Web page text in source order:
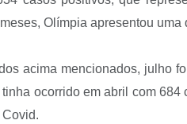
Olímpia apresentou
acima mencionados, julho
ocorrido em abril com